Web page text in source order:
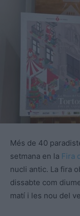
Més de 40
setmana en la Fira
nucli antic. La fira
dissabte com
matí i les nou del